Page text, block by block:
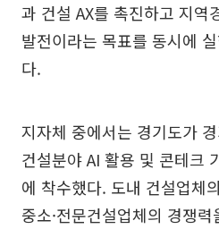
과 건설 AX를 촉진하고 지역
발전이라는 목표를 동시에
다.
지자체 중에서는 경기도가
건설분야 AI 활용 및 콘테크
에 착수했다. 도내 건설업체
중소·전문건설업체의 경쟁